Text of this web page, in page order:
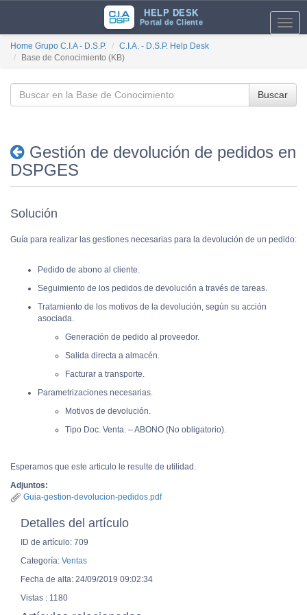
HELP DESK
Portal de Cliente
Home Grupo C.I.A - D.S.P.
C.I.A. - D.S.P. Help Desk
Base de Conocimiento (KB)
Buscar
Gestión de devolución de pedidos en
DSPGES
Solución
Guía para realizar las gestiones necesarias para la devolución de un pedido:
Pedido de abono al cliente.
Seguimiento de los pedidos de devolución a través de tareas.
Tratamiento de los motivos de la devolución, según su acción
asociada.
Generación de pedido al proveedor.
Salida directa a almacén.
Facturar a transporte.
Parametrizaciones necesarias.
Motivos de devolución.
Tipo Doc. Venta. – ABONO (No obligatorio).
Esperamos que este articulo le resulte de utilidad.
Adjuntos:
Guia-gestion-devolucion-pedidos.pdf
Detalles del artículo
ID de artículo: 709
Categoría: Ventas
Fecha de alta: 24/09/2019 09:02:34
Vistas : 1180